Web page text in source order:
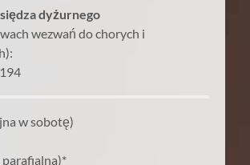
dyżurnego
wezwań do chorych i
w sobotę)
parafialna)*